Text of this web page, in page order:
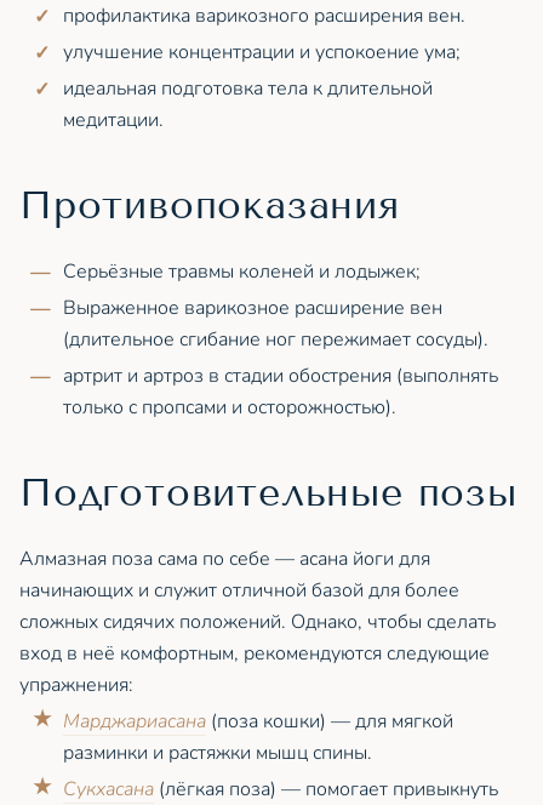
профилактика варикозного расширения вен.
улучшение концентрации и успокоение ума;
идеальная подготовка тела к длительной
медитации.
Противопоказания
Cерьёзные травмы коленей и лодыжек;
Выраженное варикозное расширение вен
(длительное сгибание ног пережимает сосуды).
артрит и артроз в стадии обострения (выполнять
только с пропсами и осторожностью).
Подготовительные позы
Алмазная поза сама по себе — асана йоги для
начинающих и служит отличной базой для более
сложных сидячих положений. Однако, чтобы сделать
вход в неё комфортным, рекомендуются следующие
упражнения:
Марджариасана (поза кошки) — для мягкой
разминки и растяжки мышц спины.
Сукхасана (лёгкая поза) — помогает привыкнуть